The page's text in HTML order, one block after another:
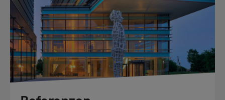
Privatkunde
Händler
Architekt oder Planer
Bewerber
Sonstige